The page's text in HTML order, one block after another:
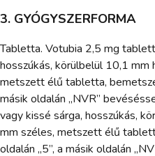
3. GYÓGYSZERFORMA
Tabletta. Votubia 2,5 mg
hosszúkás, körülbelül 10,1 mm
metszett élű tabletta,
másik oldalán „NVR”
vagy kissé sárga, hosszúkás,
mm széles, metszett élű
oldalán „5”, a másik oldalán